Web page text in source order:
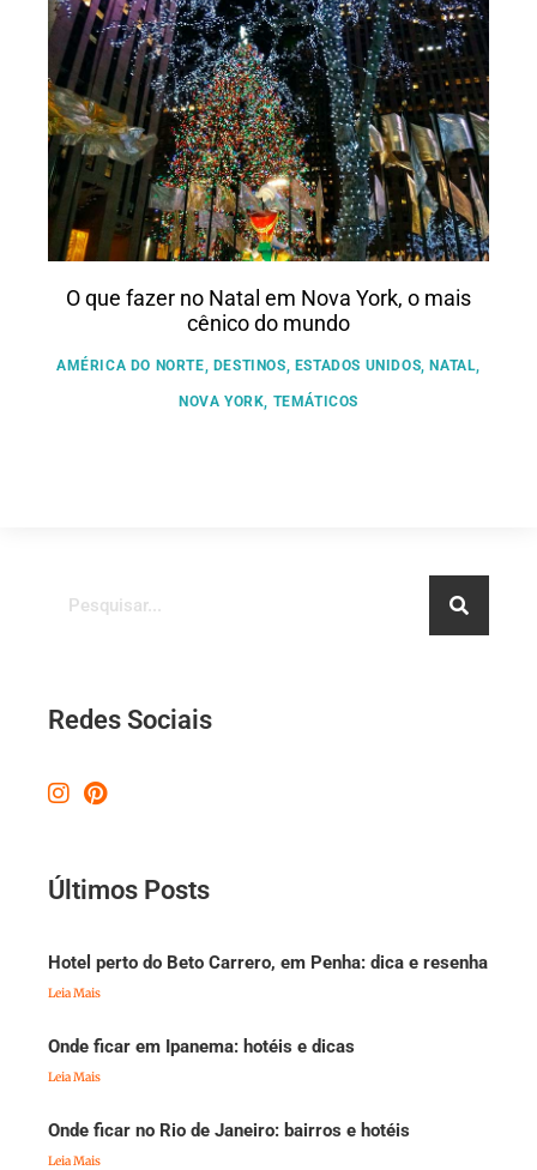
O que fazer no Natal em Nova York, o mais
cênico do mundo
AMÉRICA DO NORTE, DESTINOS, ESTADOS UNIDOS, NATAL,
NOVA YORK, TEMÁTICOS
Redes Sociais
Últimos Posts
Hotel perto do Beto Carrero, em Penha: dica e resenha
Leia Mais
Onde ficar em Ipanema: hotéis e dicas
Leia Mais
Onde ficar no Rio de Janeiro: bairros e hotéis
Leia Mais